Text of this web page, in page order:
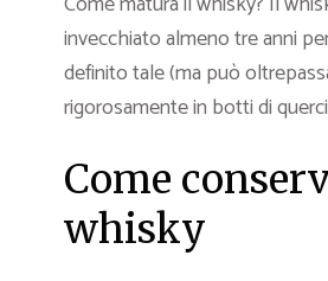
invecchiato almeno tre anni
definito tale (ma può
rigorosamente in botti di
Come
whisky